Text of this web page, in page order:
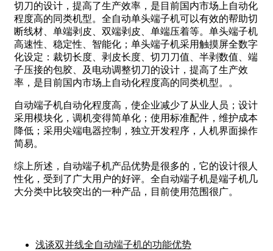
切刀的设计，提高了生产效率，是目前国内市场上自动化
程度高的同类机型。全自动单头端子机可以有效的帮助切
断线材、单端剥皮、双端剥皮、单端压着等。单头端子机
高速性、稳定性、智能化；单头端子机采用触摸屏全数字
化设定：裁切长度、剥皮长度、切刀刀值、半剥数值、端
子压接的包胶、及电动调整切刀的设计，提高了生产效
率，是目前国内市场上自动化程度高的同类机型。。
自动端子机自动化程度高，使企业减少了从业人员；设计
采用模块化，调机变得简单化；使用标准配件，维护成本
降低；采用尖端电器控制，独立开发程序，人机界面操作
简易。
综上所述，自动端子机产品优势是很多的，它的设计很人
性化，受到了广大用户的好评。全自动端子机是端子机几
大分类中比较突出的一种产品，目前使用范围很广。
浅谈双并线全自动端子机的功能优势